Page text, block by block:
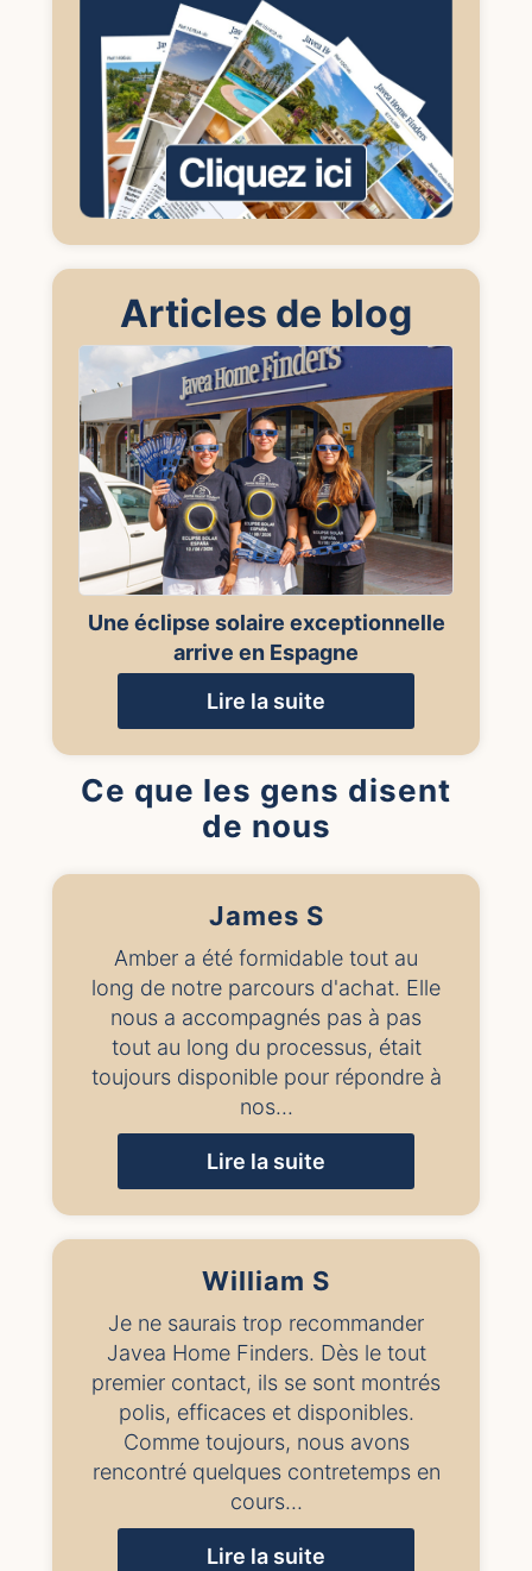
Articles de blog
Une éclipse solaire exceptionnelle
arrive en Espagne
Lire la suite
Ce que les gens disent
de nous
James S
Amber a été formidable tout au
long de notre parcours d'achat. Elle
nous a accompagnés pas à pas
tout au long du processus, était
toujours disponible pour répondre à
nos...
Lire la suite
William S
Je ne saurais trop recommander
Javea Home Finders. Dès le tout
premier contact, ils se sont montrés
polis, efficaces et disponibles.
Comme toujours, nous avons
rencontré quelques contretemps en
cours...
Lire la suite